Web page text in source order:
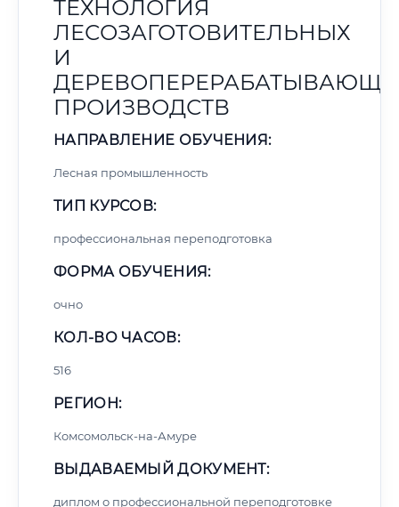
ТЕХНОЛОГИЯ
ЛЕСОЗАГОТОВИТЕЛЬНЫХ
И
ПРОИЗВОДСТВ
НАПРАВЛЕНИЕ ОБУЧЕНИЯ:
Лесная промышленность
ТИП КУРСОВ:
профессиональная переподготовка
ФОРМА ОБУЧЕНИЯ:
очно
КОЛ-ВО ЧАСОВ:
516
РЕГИОН:
Комсомольск-на-Амуре
ВЫДАВАЕМЫЙ ДОКУМЕНТ:
диплом о профессиональной переподготовке